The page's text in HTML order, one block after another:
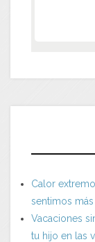
Calor
sentimos
Vacaciones
tu hijo en las